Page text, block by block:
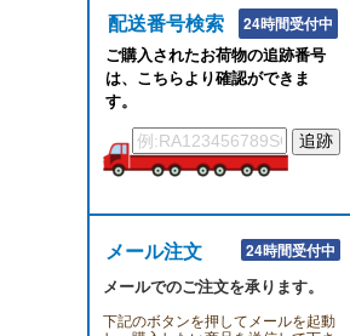
配送番号検索 24時間受付中
ご購入されたお荷物の追跡番号
は、こちらより確認ができま
す。
メール注文 24時間受付中
メールでのご注文を承ります。
下記のボタンを押してメールを起動